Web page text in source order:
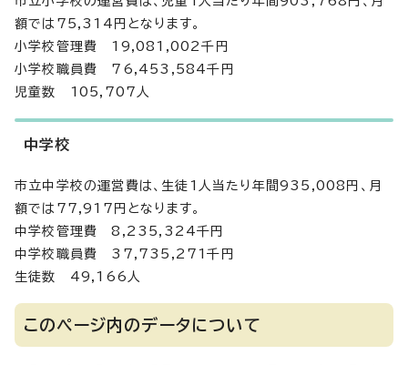
額では75,314円となります。
小学校管理費 19,081,002千円
小学校職員費 76,453,584千円
児童数 105,707人
中学校
市立中学校の運営費は、生徒1人当たり年間935,008円、月
額では77,917円となります。
中学校管理費 8,235,324千円
中学校職員費 37,735,271千円
生徒数 49,166人
このページ内のデータについて